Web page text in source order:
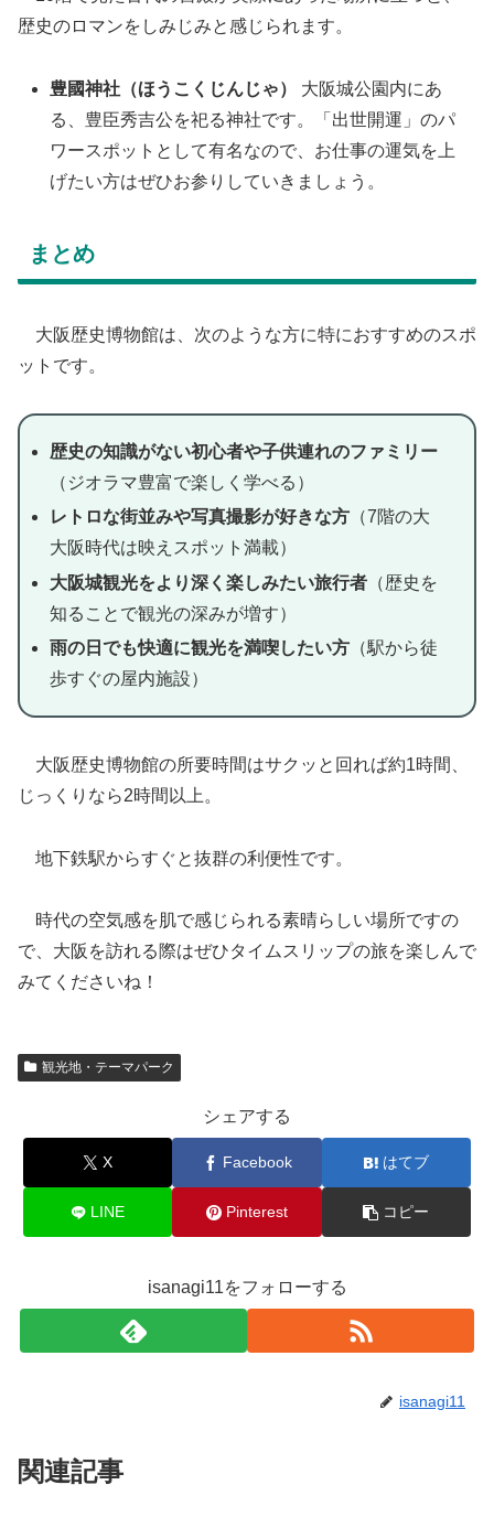
歴史のロマンをしみじみと感じられます。
豊國神社（ほうこくじんじゃ）
大阪城公園内にあ
る、豊臣秀吉公を祀る神社です。「出世開運」のパ
ワースポットとして有名なので、お仕事の運気を上
げたい方はぜひお参りしていきましょう。
​まとめ
​大阪歴史博物館は、次のような方に特におすすめのスポ
ットです。
歴史の知識がない初心者や子供連れのファミリー
（ジオラマ豊富で楽しく学べる）
レトロな街並みや写真撮影が好きな方 （7階の大
大阪時代は映えスポット満載）
大阪城観光をより深く楽しみたい旅行者 （歴史を
知ることで観光の深みが増す）
雨の日でも快適に観光を満喫したい方 （駅から徒
歩すぐの屋内施設）
大阪歴史博物館の所要時間はサクッと回れば約1時間、
じっくりなら2時間以上。
地下鉄駅からすぐと抜群の利便性です。
時代の空気感を肌で感じられる素晴らしい場所ですの
で、大阪を訪れる際はぜひタイムスリップの旅を楽しんで
みてくださいね！
観光地・テーマパーク
シェアする
X Facebook はてブ
LINE Pinterest コピー
isanagi11をフォローする
isanagi11
関連記事